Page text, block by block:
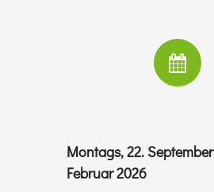
Montags, 22.
Februar 2026